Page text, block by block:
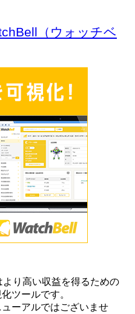
（ウォッチベ
り高い収益を得るための
ツールです。
ーアルではございませ